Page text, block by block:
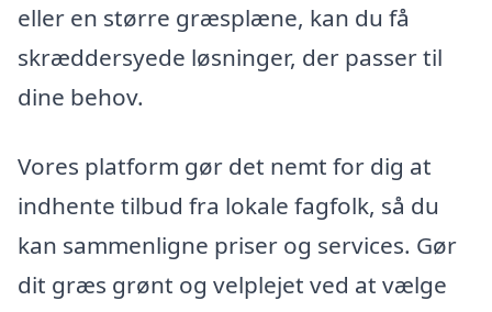
eller en større græsplæne, kan du få
skræddersyede løsninger, der passer til
dine behov.
Vores platform gør det nemt for dig at
indhente tilbud fra lokale fagfolk, så du
kan sammenligne priser og services. Gør
dit græs grønt og velplejet ved at vælge